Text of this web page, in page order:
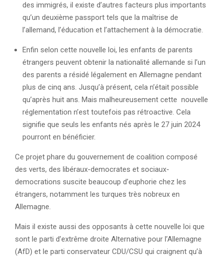
des immigrés, il existe d’autres facteurs plus importants
qu’un deuxième passport tels que la maîtrise de
l’allemand, l’éducation et l’attachement à la démocratie.
Enfin selon cette nouvelle loi, les enfants de parents
étrangers peuvent obtenir la nationalité allemande si l’un
des parents a résidé légalement en Allemagne pendant
plus de cinq ans. Jusqu’à présent, cela n’était possible
qu’après huit ans. Mais malheureusement cette nouvelle
réglementation n’est toutefois pas rétroactive. Cela
signifie que seuls les enfants nés après le 27 juin 2024
pourront en bénéficier.
Ce projet phare du gouvernement de coalition composé
des verts, des libéraux-democrates et sociaux-
democrations suscite beaucoup d’euphorie chez les
étrangers, notamment les turques très nobreux en
Allemagne.
Mais il existe aussi des opposants à cette nouvelle loi que
sont le parti d’extrême droite Alternative pour l’Allemagne
(AfD) et le parti conservateur CDU/CSU qui craignent qu’à